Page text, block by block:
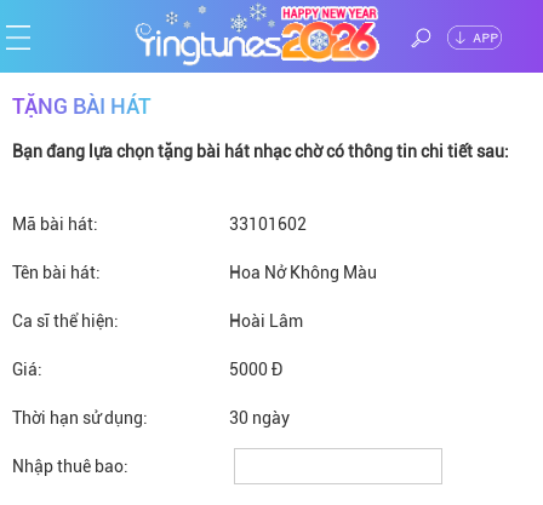
ĐĂNG
NHẬP
Trang
chủ
Ca
sĩ
Chủ
đề
Thể
TẶNG BÀI HÁT
Bạn đang lựa chọn tặng bài hát nhạc chờ có thông tin chi tiết sau:
Mã bài hát: 33101602
Tên bài hát: Hoa Nở Không Màu
Ca sĩ thể hiện: Hoài Lâm
Giá: 5000 Đ
Thời hạn sử dụng: 30 ngày
Nhập thuê bao: